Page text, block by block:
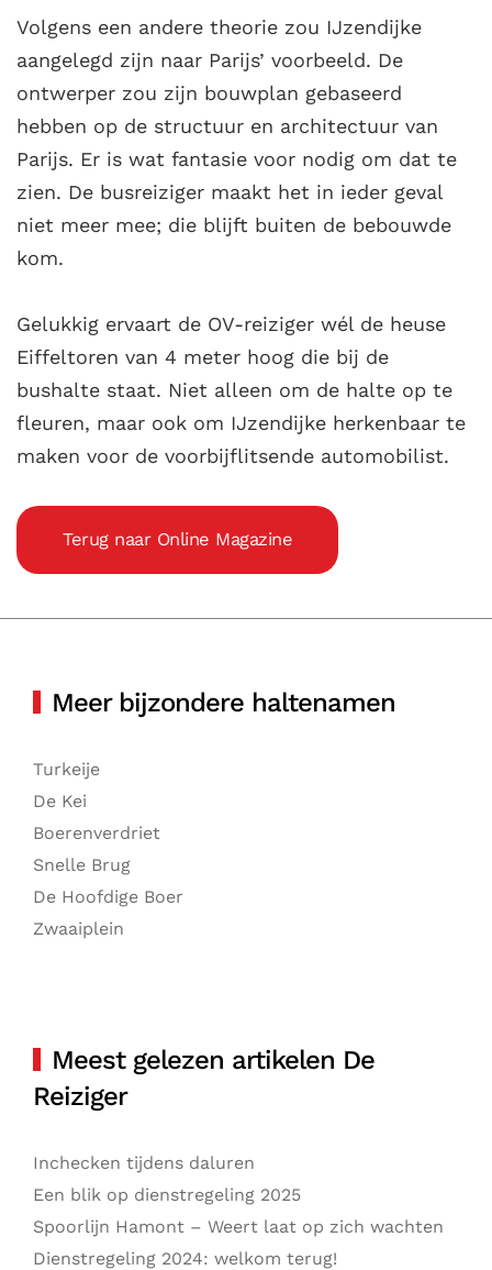
Volgens een andere theorie zou IJzendijke
aangelegd zijn naar Parijs’ voorbeeld. De
ontwerper zou zijn bouwplan gebaseerd
hebben op de structuur en architectuur van
Parijs. Er is wat fantasie voor nodig om dat te
zien. De busreiziger maakt het in ieder geval
niet meer mee; die blijft buiten de bebouwde
kom.
Gelukkig ervaart de OV-reiziger wél de heuse
Eiffeltoren van 4 meter hoog die bij de
bushalte staat. Niet alleen om de halte op te
fleuren, maar ook om IJzendijke herkenbaar te
maken voor de voorbijflitsende automobilist.
Terug naar Online Magazine
Meer bijzondere haltenamen
Turkeije
De Kei
Boerenverdriet
Snelle Brug
De Hoofdige Boer
Zwaaiplein
Meest gelezen artikelen De
Reiziger
Inchecken tijdens daluren
Een blik op dienstregeling 2025
Spoorlijn Hamont – Weert laat op zich wachten
Dienstregeling 2024: welkom terug!